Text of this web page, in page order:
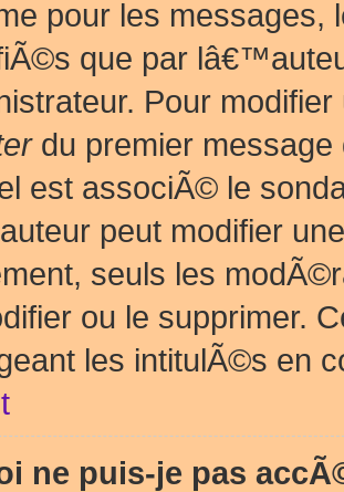
pour les messages,
que par
Pour
du premier
est associÃ© le
peut modifier
seuls les
ou le supprimer.
les intitulÃ©s en
ne puis-je pas